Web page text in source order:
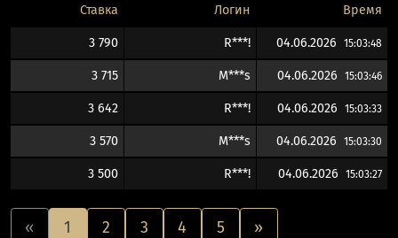
Ставка Логин Время
3 790 R***! 04.06.2026 15:03:48
3 715 M***s 04.06.2026 15:03:46
3 642 R***! 04.06.2026 15:03:33
3 570 M***s 04.06.2026 15:03:30
3 500 R***! 04.06.2026 15:03:27
« 1 2 3 4 5 »